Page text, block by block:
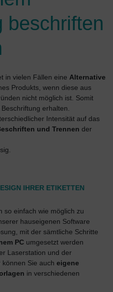
beschriften
in vielen Fällen eine Alternative
Produkts, wenn diese aus
nicht möglich ist. Somit
erhalten.
Intensität auf das
und Trennen der
IHRER ETIKETTEN
so einfach wie möglich zu
hauseigenen Software
mit der sämtliche Schritte
PC umgesetzt werden
Laserstation und der
Sie auch eigene
in verschiedenen
Hierbei wird das
auf der Seite und
Google zu beliebigen
und zur
verwendet
verbundene
Sie zugleich gem. Art. 49
dass Ihre Daten in den
werden. Die USA werden
als ein Land mit einem
auch ohne
beschriebene